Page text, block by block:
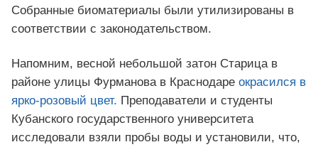
Собранные биоматериалы были утилизированы в
соответствии с законодательством.
Напомним, весной небольшой затон Старица в
районе улицы Фурманова в Краснодаре окрасился в
ярко-розовый цвет. Преподаватели и студенты
Кубанского государственного университета
исследовали взяли пробы воды и установили, что,